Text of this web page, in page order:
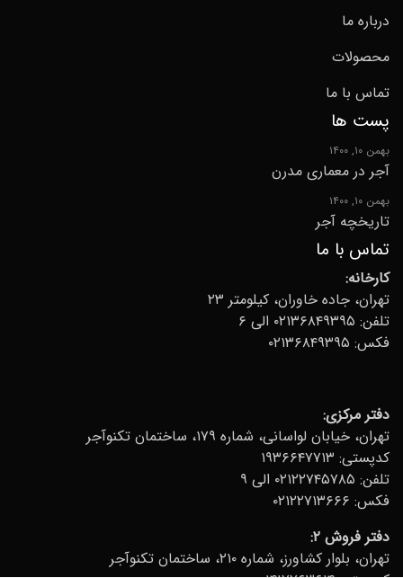
درباره ما
محصولات
تماس با ما
پست ها
بهمن ۱۰, ۱۴۰۰
آجر در معماری مدرن
بهمن ۱۰, ۱۴۰۰
تاریخچه آجر
تماس با ما
کارخانه:
تهران، جاده خاوران، کیلومتر ۲۳
تلفن: ۰۲۱۳۶۸۴۹۳۹۵ الی ۶
فکس: ۰۲۱۳۶۸۴۹۳۹۵
دفتر مرکزی:
تهران، خیابان لواسانی، شماره ۱۷۹، ساختمان تکنوآجر
کدپستی: ۱۹۳۶۶۴۷۷۱۳
تلفن: ۰۲۱۲۲۷۴۵۷۸۵ الی ۹
فکس: ۰۲۱۲۲۷۱۳۶۶۶
دفتر فروش ۲:
تهران، بلوار کشاورز، شماره ۲۱۰، ساختمان تکنوآجر